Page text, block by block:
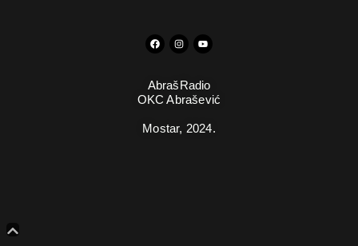
AbrašRadio
OKC Abrašević
Mostar, 2024.